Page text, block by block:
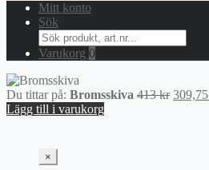
Mitt konto
Sök
Search
for:
Varukorg 0
Du tittar på: Bromsskiva 413kr Det
309,75
Lägg till i varukorg
×